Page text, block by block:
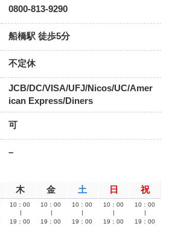
0800-813-9290
船橋駅 徒歩5分
不定休
JCB/DC/VISA/UFJ/Nicos/UC/Amer
ican Express/Diners
可
–
木 金 土 日 祝
10：00
19：00
10：00
19：00
10：00
19：00
10：00
19：00
10：00
19：00